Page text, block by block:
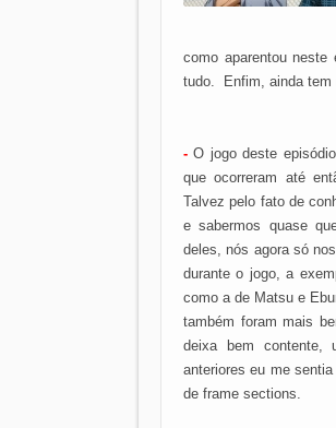
como aparentou
tudo. Enfim, ainda tem
-O jogo deste
que ocorreram até
Talvez pelo fato de
e sabermos quase
deles, nós agora só
durante o jogo, a
como a de Matsu e
também foram mais
deixa bem contente,
anteriores eu me
de frame sections.